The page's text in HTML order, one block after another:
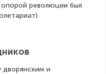
революции был
дворянским и